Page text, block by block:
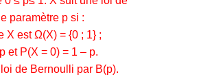
paramètre p si :
X est Ω(X) = {0 ; 1} ;
et P(X = 0) = 1 – p.
de Bernoulli par B(p).